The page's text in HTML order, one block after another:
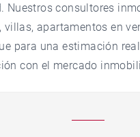
Nuestros consultores
villas, apartamentos en
para una estimación
con el mercado